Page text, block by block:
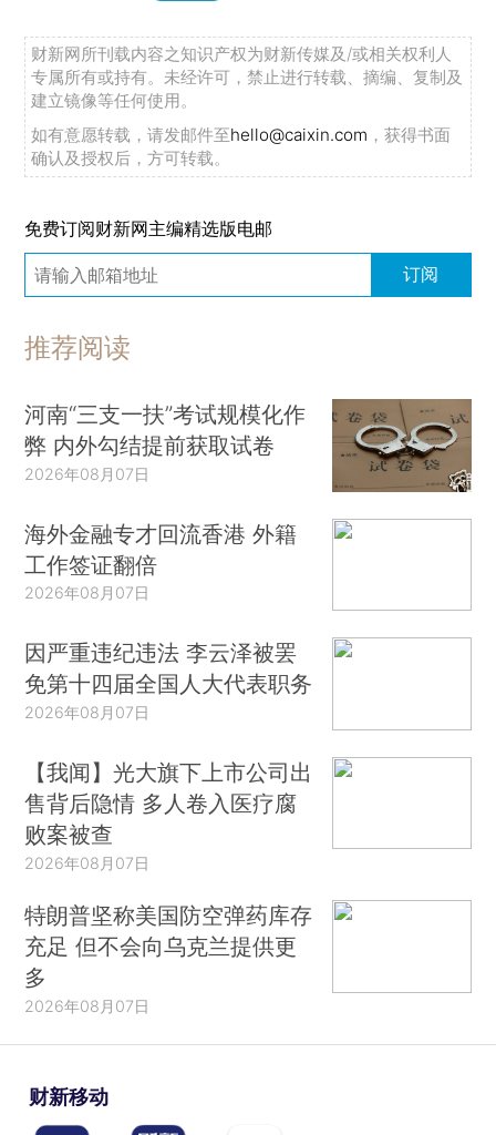
财新网所刊载内容之知识产权为财新传媒及/或相关权利人
专属所有或持有。未经许可，禁止进行转载、摘编、复制及
建立镜像等任何使用。
如有意愿转载，请发邮件至hello@caixin.com ，获得书面
确认及授权后，方可转载。
免费订阅财新网主编精选版电邮
订阅
推荐阅读
河南“三支一扶”考试规模化作
弊 内外勾结提前获取试卷
2026年08月07日
海外金融专才回流香港 外籍
工作签证翻倍
2026年08月07日
因严重违纪违法 李云泽被罢
免第十四届全国人大代表职务
2026年08月07日
【我闻】光大旗下上市公司出
售背后隐情 多人卷入医疗腐
败案被查
2026年08月07日
特朗普坚称美国防空弹药库存
充足 但不会向乌克兰提供更
多
2026年08月07日
财新移动